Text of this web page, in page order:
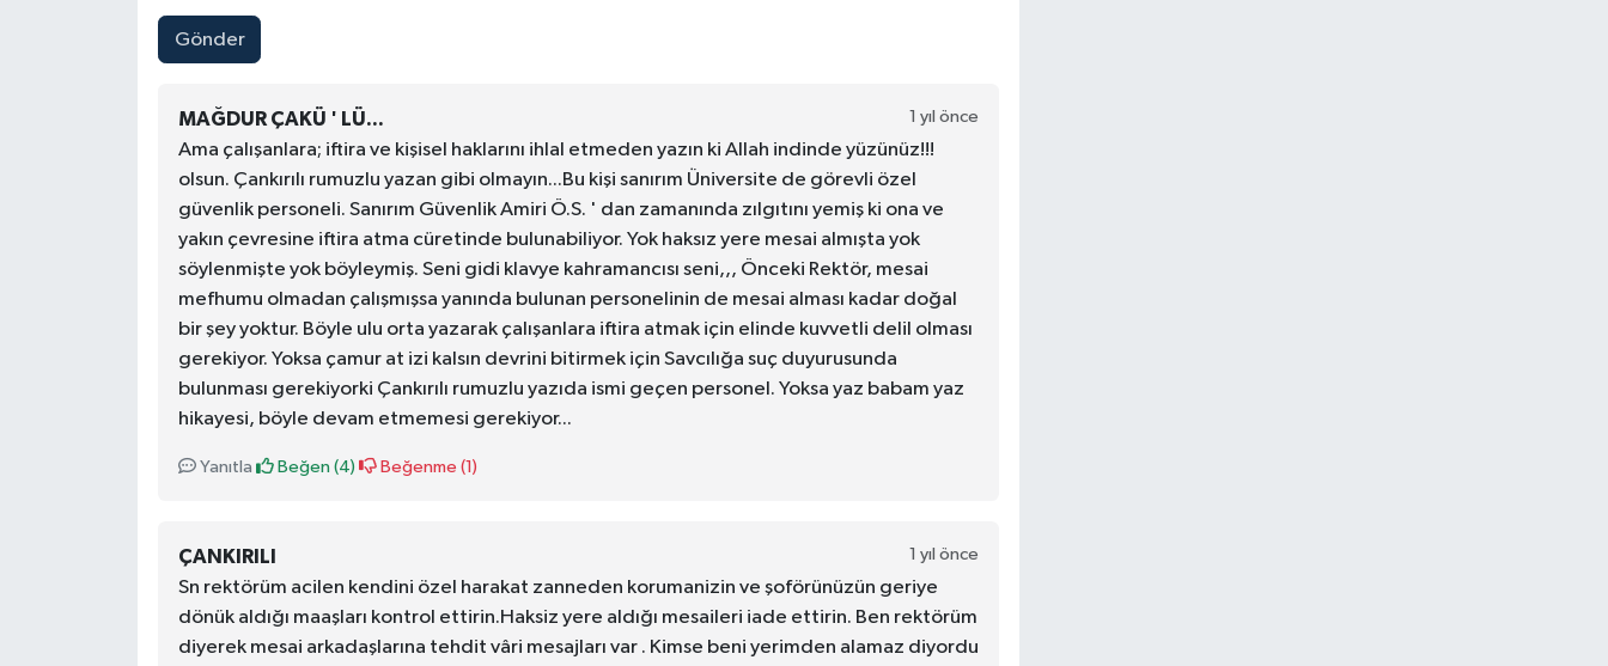
Gönder
MAĞDUR ÇAKÜ ' LÜ... 1 yıl önce
Ama çalışanlara; iftira ve kişisel haklarını ihlal etmeden yazın ki Allah indinde yüzünüz!!!
olsun. Çankırılı rumuzlu yazan gibi olmayın...Bu kişi sanırım Üniversite de görevli özel
güvenlik personeli. Sanırım Güvenlik Amiri Ö.S. ' dan zamanında zılgıtını yemiş ki ona ve
yakın çevresine iftira atma cüretinde bulunabiliyor. Yok haksız yere mesai almışta yok
söylenmişte yok böyleymiş. Seni gidi klavye kahramancısı seni,,, Önceki Rektör, mesai
mefhumu olmadan çalışmışsa yanında bulunan personelinin de mesai alması kadar doğal
bir şey yoktur. Böyle ulu orta yazarak çalışanlara iftira atmak için elinde kuvvetli delil olması
gerekiyor. Yoksa çamur at izi kalsın devrini bitirmek için Savcılığa suç duyurusunda
bulunması gerekiyorki Çankırılı rumuzlu yazıda ismi geçen personel. Yoksa yaz babam yaz
hikayesi, böyle devam etmemesi gerekiyor...
Yanıtla Beğen (4) Beğenme (1 )
ÇANKIRILI 1 yıl önce
Sn rektörüm acilen kendini özel harakat zanneden korumanizin ve şoförünüzün geriye
dönük aldığı maaşları kontrol ettirin.Haksiz yere aldığı mesaileri iade ettirin. Ben rektörüm
diyerek mesai arkadaşlarına tehdit vâri mesajları var . Kimse beni yerimden alamaz diyordu